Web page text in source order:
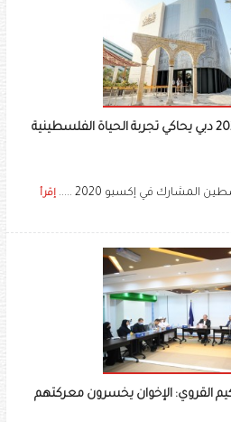
المشارك في إكسبو 2020 .....
إقرأ
القروي: الإخوان يخسرون معركتهم